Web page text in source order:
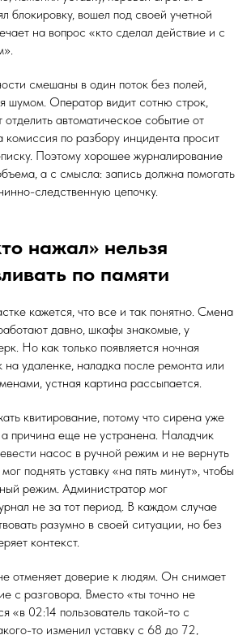
блокировку, вошел под своей учетной
на вопрос «кто сделал действие и с
смешаны в один поток без полей,
шумом. Оператор видит сотню строк,
автоматическое событие от
комиссия по разбору инцидента просит
Поэтому хорошее журналирование
а с смысла: запись должна помогать
следственную цепочку.
нажал» нельзя
по памяти
кажется, что все и так понятно. Смена
давно, шкафы знакомые, у
Но как только появляется ночная
на удаленке, наладка после ремонта или
устная картина рассыпается.
квитирование, потому что сирена уже
причина еще не устранена. Наладчик
насос в ручной режим и не вернуть
поднять уставку «на пять минут», чтобы
режим. Администратор мог
не за тот период. В каждом случае
разумно в своей ситуации, но без
контекст.
отменяет доверие к людям. Он снимает
с разговора. Вместо «ты точно не
«в 02:14 пользователь такой-то с
то изменил уставку с 68 до 72,